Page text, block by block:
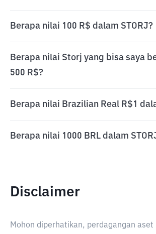
Berapa nilai 100 R$ dalam STORJ?
Berapa nilai Storj yang bisa saya
500 R$?
Berapa nilai Brazilian Real R$1
Berapa nilai 1000 BRL dalam
Disclaimer
Mohon diperhatikan, perdagangan aset